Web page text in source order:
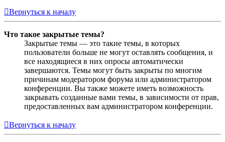
Вернуться к началу
Что такое закрытые темы?
Закрытые темы — это такие темы, в которых
пользователи больше не могут оставлять сообщения, и
все находящиеся в них опросы автоматически
завершаются. Темы могут быть закрыты по многим
причинам модератором форума или администратором
конференции. Вы также можете иметь возможность
закрывать созданные вами темы, в зависимости от прав,
предоставленных вам администратором конференции.
Вернуться к началу